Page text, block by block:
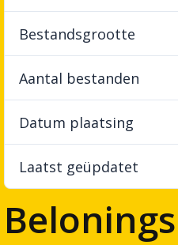
Bestandsgrootte
Aantal bestanden
Datum plaatsing
Laatst geüpdatet